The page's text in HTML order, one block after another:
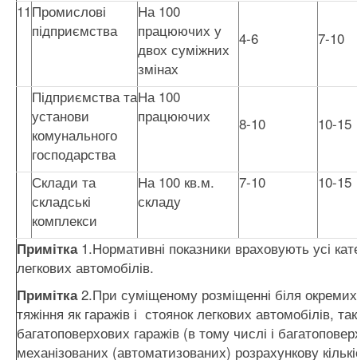
11 Промислові
підприємства
На 100
працюючих у
двох суміжних
змінах
4-6 7-10
Підприємства та
установи
комунального
господарства
На 100
працюючих
8-10 10-15
Склади та
складські
комплекси
На 100 кв.м.
складу
7-10 10-15
Примітка 1.Нормативні показники враховують усі
легкових автомобілів.
Примітка2.При суміщеному розміщенні біля окремих
тяжіння як гаражів і стоянок легкових автомобілів,
багатоповерхових гаражів (в тому числі і
механізованих (автоматизованих) розрахункову